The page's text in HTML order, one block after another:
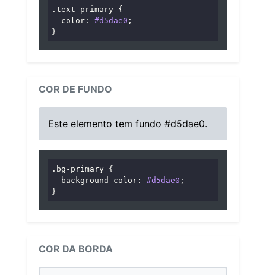
.text-primary {
color : #d5dae0 ;
}
COR DE FUNDO
Este elemento tem fundo #d5dae0.
.bg-primary {
background-color : #d5dae0 ;
}
COR DA BORDA